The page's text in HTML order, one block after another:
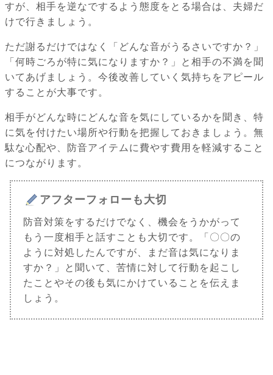
すが、相手を逆なでするよう態度をとる場合は、夫婦だ
けで行きましょう。
ただ謝るだけではなく「どんな音がうるさいですか？」
「何時ごろが特に気になりますか？」と相手の不満を聞
いてあげましょう。今後改善していく気持ちをアピール
することが大事です。
相手がどんな時にどんな音を気にしているかを聞き、特
に気を付けたい場所や行動を把握しておきましょう。無
駄な心配や、防音アイテムに費やす費用を軽減すること
につながります。
アフターフォローも大切
防音対策をするだけでなく、機会をうかがって
もう一度相手と話すことも大切です。「〇〇の
ように対処したんですが、まだ音は気になりま
すか？」と聞いて、苦情に対して行動を起こし
たことやその後も気にかけていることを伝えま
しょう。